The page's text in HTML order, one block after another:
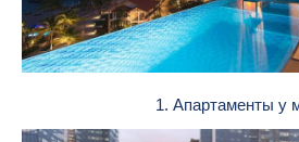
1. Апартаменты у